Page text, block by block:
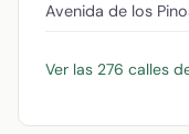
Avenida de los
Ver las 276 calles